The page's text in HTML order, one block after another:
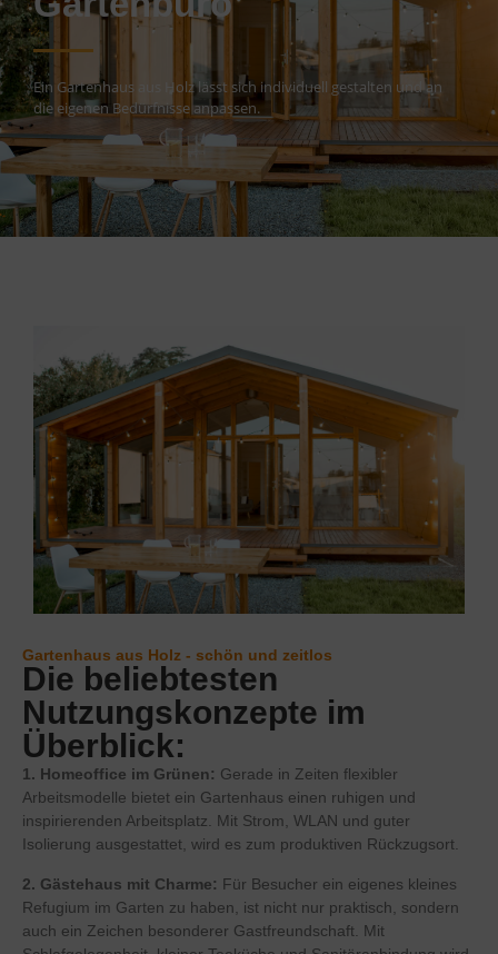
Ein Gartenhaus aus Holz lässt sich individuell gestalten und an
die eigenen Bedürfnisse anpassen.
Gartenhaus aus Holz - schön und zeitlos
Die beliebtesten
Nutzungskonzepte im
Überblick:
1. Homeoffice im Grünen: Gerade in Zeiten flexibler
Arbeitsmodelle bietet ein Gartenhaus einen ruhigen und
inspirierenden Arbeitsplatz. Mit Strom, WLAN und guter
Isolierung ausgestattet, wird es zum produktiven Rückzugsort.
2. Gästehaus mit Charme: Für Besucher ein eigenes kleines
Refugium im Garten zu haben, ist nicht nur praktisch, sondern
auch ein Zeichen besonderer Gastfreundschaft. Mit